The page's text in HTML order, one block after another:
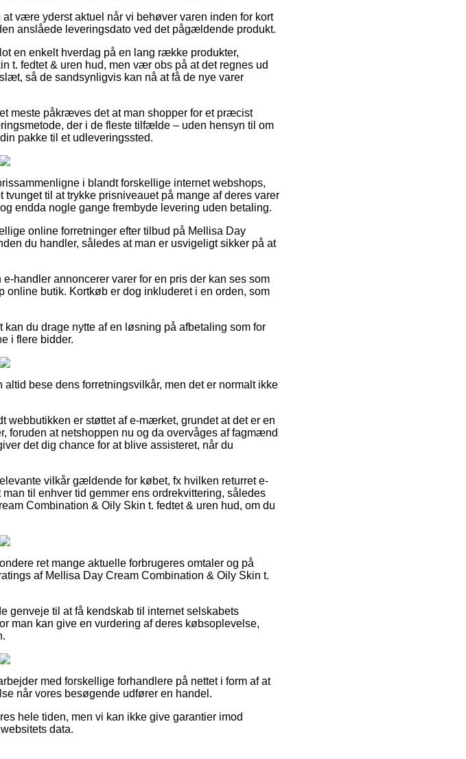
være yderst aktuel når vi behøver varen inden for kort
anslåede leveringsdato ved det pågældende produkt.
en enkelt hverdag på en lang række produkter,
t. fedtet & uren hud, men vær obs på at det regnes ud
så de sandsynligvis kan nå at få de nye varer
meste påkræves det at man shopper for et præcist
der i de fleste tilfælde – uden hensyn til om
pakke til et udleveringssted.
i blandt forskellige internet webshops,
til at trykke prisniveauet på mange af deres varer
endda nogle gange frembyde levering uden betaling.
online forretninger efter tilbud på Mellisa Day
du handler, således at man er usvigeligt sikker på at
handler annoncerer varer for en pris der kan ses som
butik. Kortkøb er dog inkluderet i en orden, som
du drage nytte af en løsning på afbetaling som for
i flere bidder.
bese dens forretningsvilkår, men det er normalt ikke
er støttet af e-mærket, grundet at det er en
foruden at netshoppen nu og da overvåges af fagmænd
det dig chance for at blive assisteret, når du
vilkår gældende for købet, fx hvilken returret e-
til enhver tid gemmer ens ordrekvittering, således
Combination & Oily Skin t. fedtet & uren hud, om du
ret mange aktuelle forbrugeres omtaler og på
af Mellisa Day Cream Combination & Oily Skin t.
genveje til at få kendskab til internet selskabets
man kan give en vurdering af deres købsoplevelse,
med forskellige forhandlere på nettet i form af at
når vores besøgende udfører en handel.
hele tiden, men vi kan ikke give garantier imod
data.